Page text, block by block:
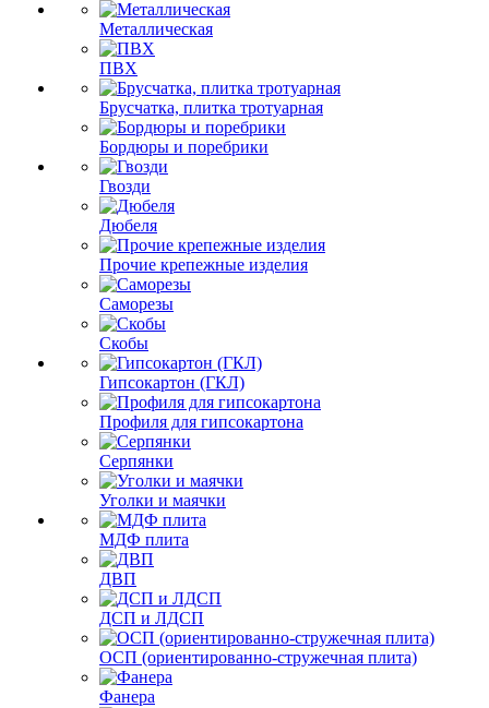
Металлическая
ПВХ
Брусчатка, плитка тротуарная
Бордюры и поребрики
Гвозди
Дюбеля
Прочие крепежные изделия
Саморезы
Скобы
Гипсокартон (ГКЛ)
Профиля для гипсокартона
Серпянки
Уголки и маячки
МДФ плита
ДВП
ДСП и ЛДСП
ОСП (ориентированно-стружечная плита)
Фанера